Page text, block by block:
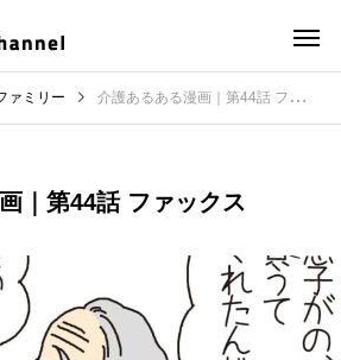
ァミリー 介護あるある漫画｜第44話 ファックス
｜第44話 ファックス